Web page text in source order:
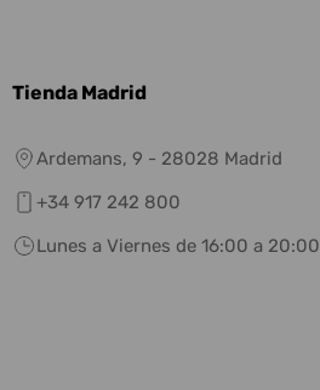
Tienda Madrid
Ardemans, 9 - 28028 Madrid
+34 917 242 800
Lunes a Viernes de 16:00 a 20:00